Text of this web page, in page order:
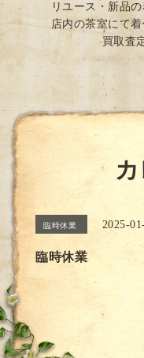
リユース・新品
店内の茶室にて
買取査
臨時休業 2025-
臨時休業